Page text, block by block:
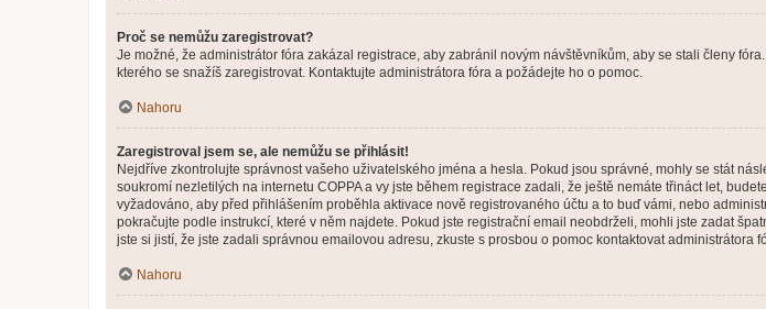
Proč se nemůžu zaregistrovat?
Je možné, že administrátor fóra zakázal registrace, aby zabránil novým návštěvníkům, aby se stali členy
kterého se snažíš zaregistrovat. Kontaktujte administrátora fóra a požádejte ho o pomoc.
Nahoru
Zaregistroval jsem se, ale nemůžu se přihlásit!
Nejdříve zkontrolujte správnost vašeho uživatelského jména a hesla. Pokud jsou správné, mohly se stát
soukromí nezletilých na internetu COPPA a vy jste během registrace zadali, že ještě nemáte třináct let,
vyžadováno, aby před přihlášením proběhla aktivace nově registrovaného účtu a to buď vámi, nebo
pokračujte podle instrukcí, které v něm najdete. Pokud jste registrační email neobdrželi, mohli jste zadat
jste si jistí, že jste zadali správnou emailovou adresu, zkuste s prosbou o pomoc kontaktovat administrátora
Nahoru